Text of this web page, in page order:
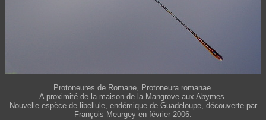
Protoneures de Romane, Protoneura romanae.
A proximité de la maison de la Mangrove aux Abymes.
Nouvelle espèce de libellule, endémique de Guadeloupe, découverte par
François Meurgey en février 2006.